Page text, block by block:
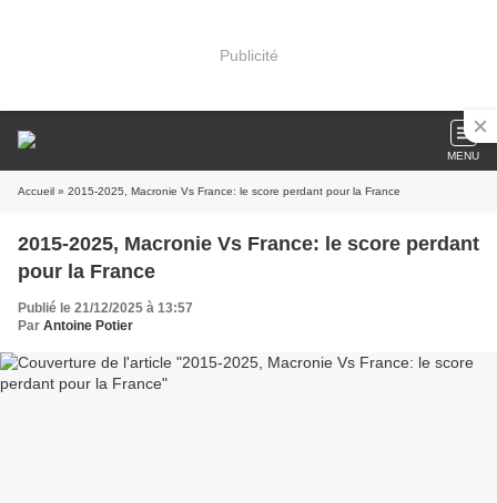
Publicité
MENU
Accueil » 2015-2025, Macronie Vs France: le score perdant pour la France
2015-2025, Macronie Vs France: le score perdant
pour la France
Publié le 21/12/2025 à 13:57
Par Antoine Potier